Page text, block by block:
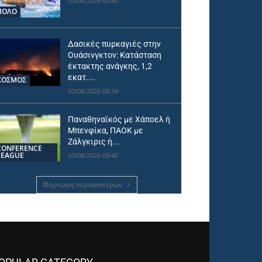
Δασικές πυρκαγιές στην
Ουάσινγκτον: Κατάσταση
έκτακτης ανάγκης, 1,2
εκατ....
03/08/2026 08:34
Παναθηναϊκός με Χάποελ ή
Μπενφίκα, ΠΑΟΚ με
Ζάλγκιρις ή...
03/08/2026 09:40
Φόρτωση περισσοτέρων